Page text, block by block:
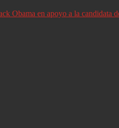
Obama en apoyo a la candidata